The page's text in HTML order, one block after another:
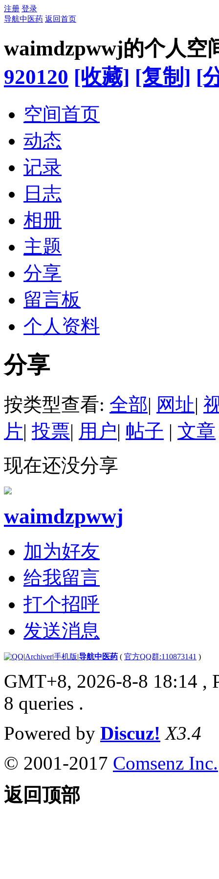
注册 登录
导航中医药 返回首页
waimdzpwwj的个人空
920120 [收藏] [复制] [
空间首页
动态
记录
日志
相册
主题
分享
留言板
个人资料
分享
按类型查看: 全部| 网址|
片| 投票| 用户| 帖子 | 文章
现在还没分享
waimdzpwwj
加为好友
给我留言
打个招呼
发送消息
|Archiver|手机版|导航中医药 ( 官方QQ群:110873141 )
GMT+8, 2026-8-8 18:14 ,
8 queries .
Powered by Discuz! X3.4
© 2001-2017 Comsenz Inc.
返回顶部